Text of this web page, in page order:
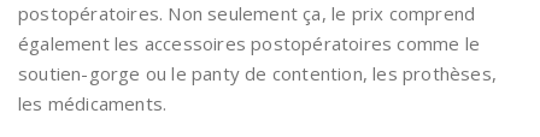
postopératoires. Non seulement ça, le prix comprend
également les accessoires postopératoires comme le
soutien-gorge ou le panty de contention, les prothèses,
les médicaments.